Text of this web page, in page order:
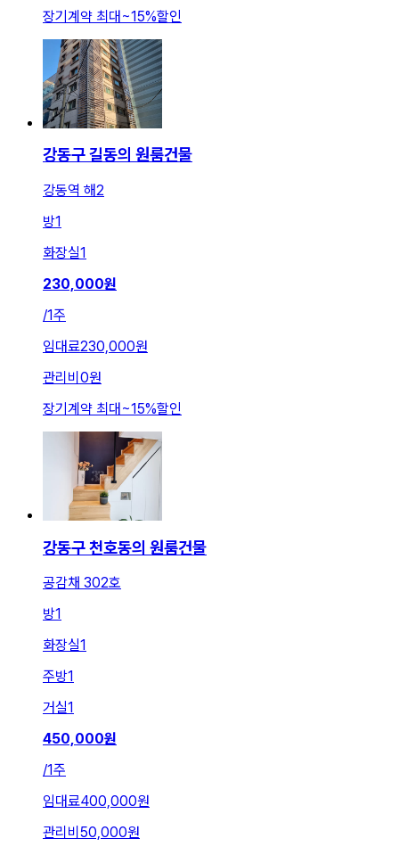
장기계약 최대~15%할인
강동구 길동의 원룸건물
강동역 해2
방1
화장실1
230,000원
/1주
임대료230,000원
관리비 0원
장기계약 최대~15%할인
강동구 천호동의 원룸건물
공감채 302호
방1
화장실1
주방1
거실1
450,000원
/1주
임대료400,000원
관리비 50,000원